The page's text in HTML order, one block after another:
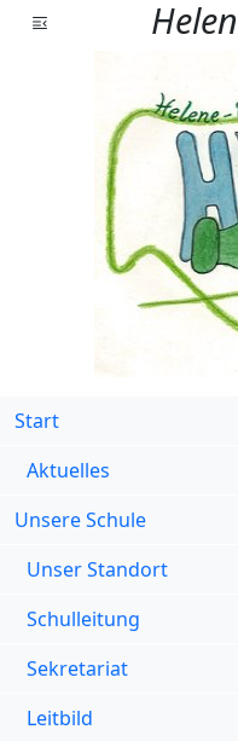
Start
Aktuelles
Unsere Schule
Unser Standort
Schulleitung
Sekretariat
Leitbild